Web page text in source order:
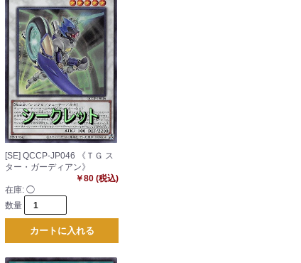
[SE] QCCP-JP046 《ＴＧ ス
ター・ガーディアン》
￥80 (税込)
在庫:◯
数量
カートに入れる